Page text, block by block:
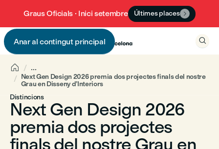
Graus Oficials · Inici setembre Últimes places 
Anar al contingut principal
 
 ...
Next Gen Design 2026 premia dos projectes finals del nostre
Grau en Disseny d’Interiors
Distincions
Next Gen Design 2026
premia dos projectes
finals del nostre Grau en